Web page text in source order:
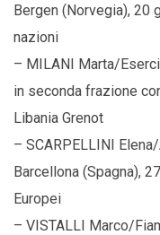
Bergen (Norvegia), 20
nazioni
– MILANI Marta/
in seconda frazione
Libania Grenot
– SCARPELLINI
Barcellona (Spagna),
Europei
– VISTALLI Marco/